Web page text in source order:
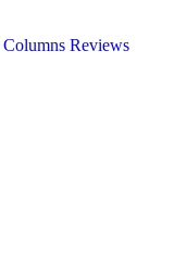
Columns Reviews